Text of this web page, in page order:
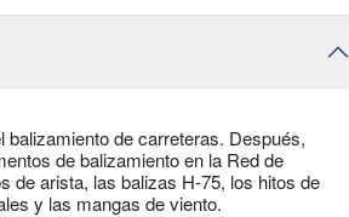
de carreteras. Después,
de balizamiento en la Red de
de arista, las balizas H-75, los hitos de
y las mangas de viento.